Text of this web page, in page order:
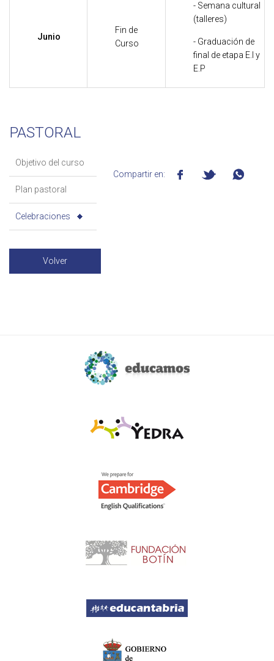
Junio
Fin de
Curso
- Semana cultural
(talleres)
- Graduación de
final de etapa E.I y
E.P
PASTORAL
Objetivo del curso
Plan pastoral
Celebraciones
Compartir en:
Volver